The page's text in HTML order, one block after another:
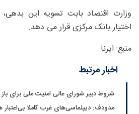
وزارت اقتصاد بابت تسویه این
اختیار بانک مرکزی قرار می دهد.
منبع: ایرنا
اخبار مرتبط
شروط دبیر شورای عالی امنیت ملی برای
مدودف: دیپلماسی‌های غرب کاملا بی‌اعتبار